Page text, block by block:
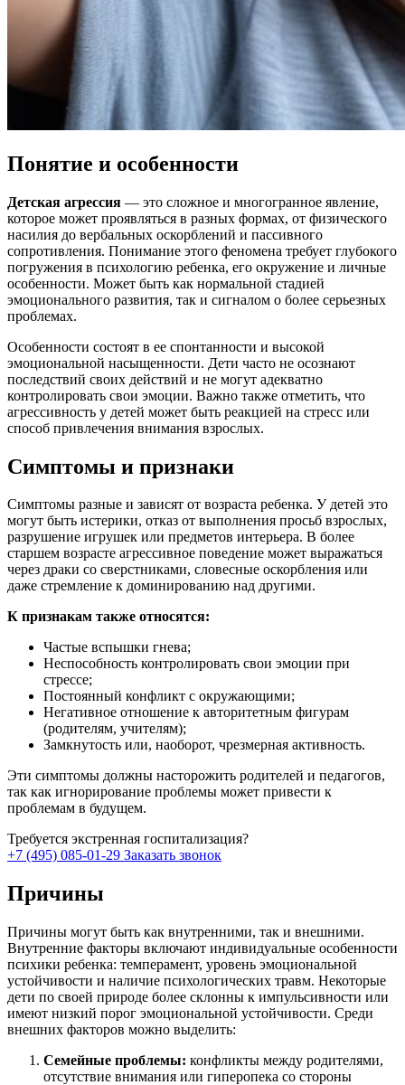
Понятие и особенности
Детская агрессия — это сложное и многогранное явление,
которое может проявляться в разных формах, от физического
насилия до вербальных оскорблений и пассивного
сопротивления. Понимание этого феномена требует глубокого
погружения в психологию ребенка, его окружение и личные
особенности. Может быть как нормальной стадией
эмоционального развития, так и сигналом о более серьезных
проблемах.
Особенности состоят в ее спонтанности и высокой
эмоциональной насыщенности. Дети часто не осознают
последствий своих действий и не могут адекватно
контролировать свои эмоции. Важно также отметить, что
агрессивность у детей может быть реакцией на стресс или
способ привлечения внимания взрослых.
Симптомы и признаки
Симптомы разные и зависят от возраста ребенка. У детей это
могут быть истерики, отказ от выполнения просьб взрослых,
разрушение игрушек или предметов интерьера. В более
старшем возрасте агрессивное поведение может выражаться
через драки со сверстниками, словесные оскорбления или
даже стремление к доминированию над другими.
К признакам также относятся:
Частые вспышки гнева;
Неспособность контролировать свои эмоции при
стрессе;
Постоянный конфликт с окружающими;
Негативное отношение к авторитетным фигурам
(родителям, учителям);
Замкнутость или, наоборот, чрезмерная активность.
Эти симптомы должны насторожить родителей и педагогов,
так как игнорирование проблемы может привести к
проблемам в будущем.
Требуется экстренная госпитализация?
+7 (495) 085-01-29 Заказать звонок
Причины
Причины могут быть как внутренними, так и внешними.
Внутренние факторы включают индивидуальные особенности
психики ребенка: темперамент, уровень эмоциональной
устойчивости и наличие психологических травм. Некоторые
дети по своей природе более склонны к импульсивности или
имеют низкий порог эмоциональной устойчивости. Среди
внешних факторов можно выделить:
Семейные проблемы: конфликты между родителями,
отсутствие внимания или гиперопека со стороны